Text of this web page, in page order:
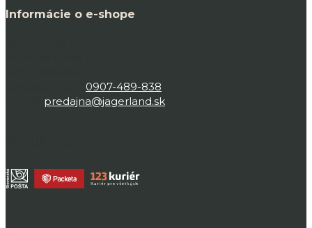
Informácie o e-shope
0907-489-838
predajna@jagerland.sk